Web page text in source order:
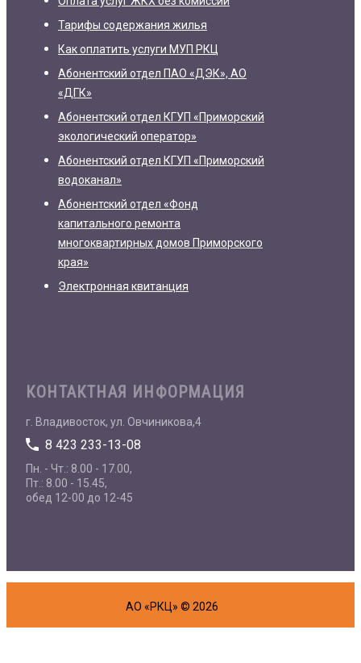
Тарифы содержания жилья
Как оплатить услуги МУП РКЦ
Абонентский отдел ПАО «ДЭК», АО
«ДГК»
Абонентский отдел КГУП «Приморский
экологический оператор»
Абонентский отдел КГУП «Приморский
водоканал»
Абонентский отдел «Фонд
капитального ремонта
многоквартирных домов Приморского
края»
Электронная квитанция
КОНТАКТНАЯ ИНФОРМАЦИЯ
г. Владивосток, ул. Овчиникова,4
8 423 233-13-08
Пн. - Чт.: 8.00 - 17.00,
Пт.: 8.00 - 15.45,
обед 12-00 до 12-45
АО «РКЦ» © 2026